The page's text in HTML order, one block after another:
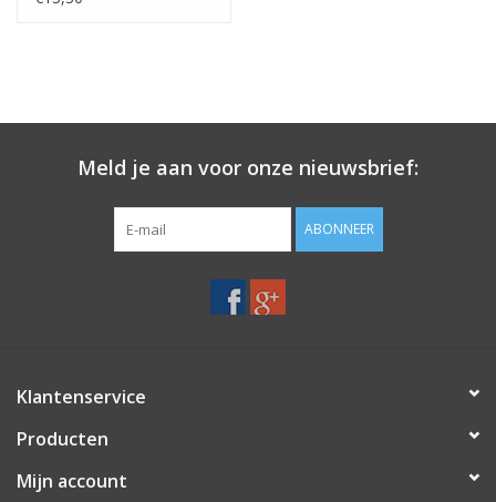
Meld je aan voor onze nieuwsbrief:
ABONNEER
Klantenservice
Producten
Mijn account